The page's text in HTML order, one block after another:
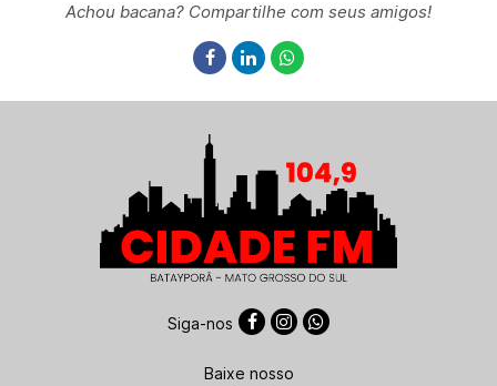
Achou bacana? Compartilhe com seus amigos!
Siga-nos
Baixe nosso